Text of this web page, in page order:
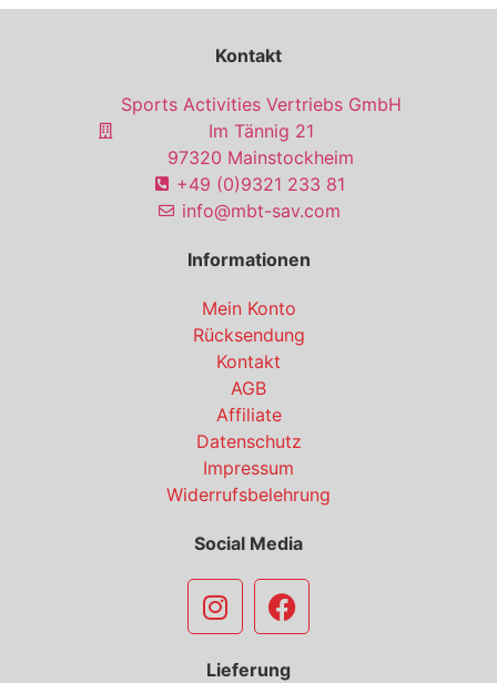
Kontakt
Sports Activities Vertriebs GmbH
Im Tännig 21
97320 Mainstockheim
+49 (0)9321 233 81
info@mbt-sav.com
Informationen
Mein Konto
Rücksendung
Kontakt
AGB
Affiliate
Datenschutz
Impressum
Widerrufsbelehrung
Social Media
Lieferung